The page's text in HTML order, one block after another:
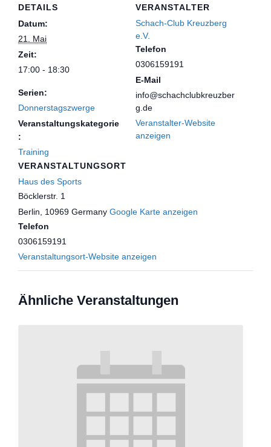
DETAILS
Datum:
21. Mai
Zeit:
17:00 - 18:30
Serien:
Donnerstagszwerge
Veranstaltungskategorie
:
Training
VERANSTALTUNGSORT
Haus des Sports
Böcklerstr. 1
Berlin
10969 Germany Google Karte anzeigen
Telefon
0306159191
Veranstaltungsort-Website anzeigen
VERANSTALTER
Schach-Club Kreuzberg
e.V.
Telefon
0306159191
E-Mail
info@schachclubkreuzber
g.de
Veranstalter-Website
anzeigen
Ähnliche Veranstaltungen